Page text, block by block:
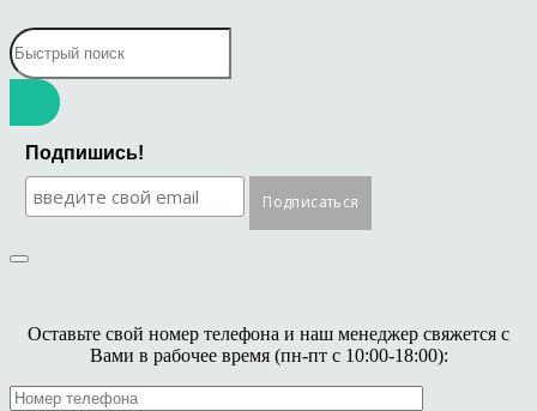
Подпишись!
Оставьте свой номер телефона и наш менеджер свяжется с
Вами в рабочее время (пн-пт с 10:00-18:00):